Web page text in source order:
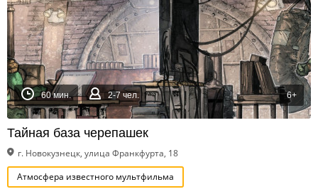
60 мин. 2-7 чел. 6+
Тайная база черепашек
г. Новокузнецк, улица Франкфурта, 18
Атмосфера известного мультфильма